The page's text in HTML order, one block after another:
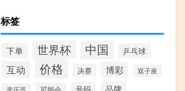
标签
下单 世界杯 中国 乒乓球
互动 价格 决赛 博彩 双子座